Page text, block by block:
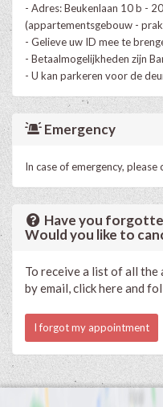
- Adres: Beukenlaan 10 b -
(appartementsgebouw -
- Gelieve uw ID mee te
- Betaalmogelijkheden zijn
- U kan parkeren voor de
Emergency
In case of emergency, please
Have you
Would you like to
To receive a list of all the
by email, click here and
I forgot my appointment